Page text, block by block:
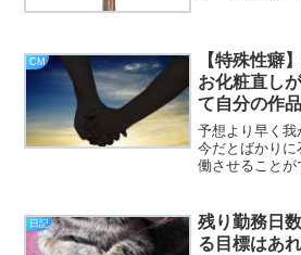
いたのですが
CM
【特殊性癖
お化粧直し
て自分の作
説してみる
予想より早く我
今だとばかりに
働させることが
くなるもんで
（＆抗うつ剤
日記
残り勤務日
る目標はあ